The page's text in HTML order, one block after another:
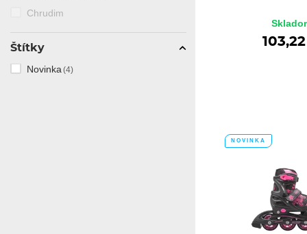
Chrudim
Štítky
Novinka(4)
NOVINKA